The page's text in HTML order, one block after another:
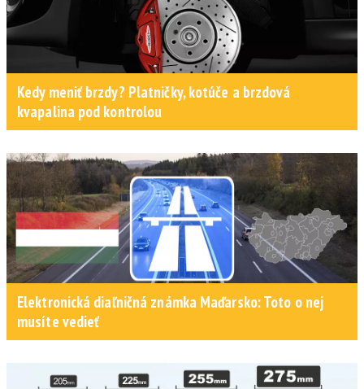
Kedy meniť brzdy? Platničky, kotúče a brzdová
kvapalina pod kontrolou
Elektronická diaľničná známka Maďarsko: Toto o nej
musíte vedieť